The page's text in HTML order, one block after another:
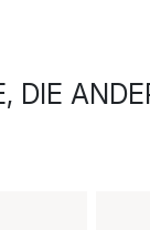
DIE